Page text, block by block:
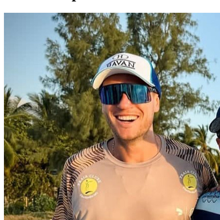
Novo
Publicidade Legal
Eleições
Esportes
Segurança
Cultura
Meio Ambiente
Obras
Educação
Bairros de Barueri
Selecione sua regiãoPara notícias da sua região
AldeiaAldeia da SerraAldeia de BarueriAlphaville Bairro
JubranBelvalBethavilleBoa
VistaCalifórniaCarapicuíbaCentro
Cidades da
RegiãoCotiaCruz PretaEngenho Novo
MilitarItapeviJandiraJardim Audir
CalifórniaJardim dos Altos
EsperançaJardim GrazielaJardim Iracema
Jardim